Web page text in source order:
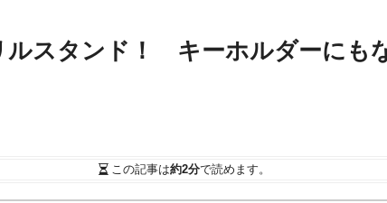
スタンド！ キーホルダーにも
この記事は約2分で読めます。